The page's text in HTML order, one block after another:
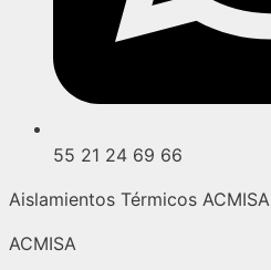
55 21 24 69 66
Aislamientos Térmicos ACMISA
ACMISA